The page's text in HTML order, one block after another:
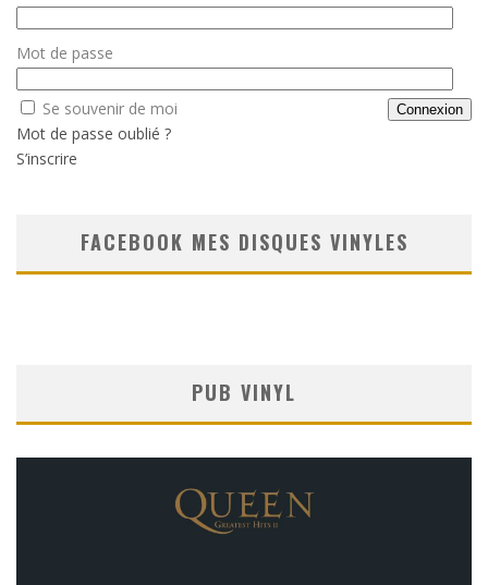
Mot de passe
Se souvenir de moi
Mot de passe oublié ?
S’inscrire
FACEBOOK MES DISQUES VINYLES
PUB VINYL